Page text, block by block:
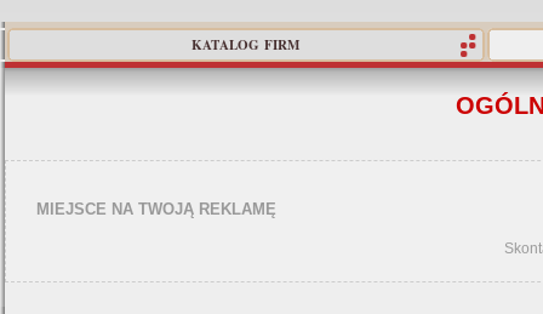
KATALOG FIRM
MIEJSCE NA TWOJĄ REKLAMĘ